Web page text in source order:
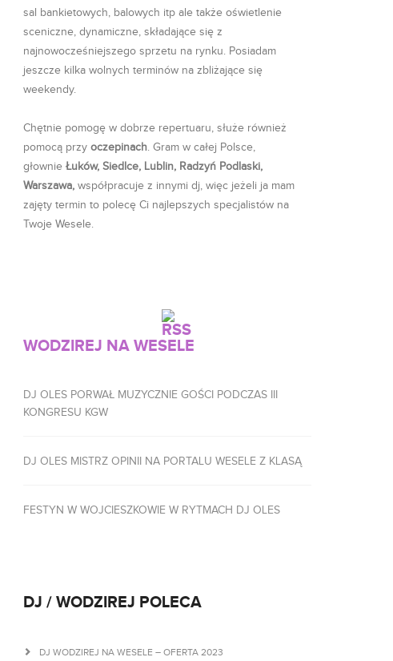
sal bankietowych, balowych itp ale także oświetlenie
sceniczne, dynamiczne, składające się z
najnowocześniejszego sprzetu na rynku. Posiadam
jeszcze kilka wolnych terminów na zbliżające się
weekendy.
Chętnie pomogę w dobrze repertuaru, służe również
pomocą przy oczepinach. Gram w całej Polsce,
głownie Łuków, Siedlce, Lublin, Radzyń Podlaski,
Warszawa, współpracuje z innymi dj, więc jeżeli ja mam
zajęty termin to polecę Ci najlepszych specjalistów na
Twoje Wesele.
WODZIREJ NA WESELE
DJ OLES PORWAŁ MUZYCZNIE GOŚCI PODCZAS III
KONGRESU KGW
DJ OLES MISTRZ OPINII NA PORTALU WESELE Z KLASĄ
FESTYN W WOJCIESZKOWIE W RYTMACH DJ OLES
DJ / WODZIREJ POLECA
DJ WODZIREJ NA WESELE – OFERTA 2023